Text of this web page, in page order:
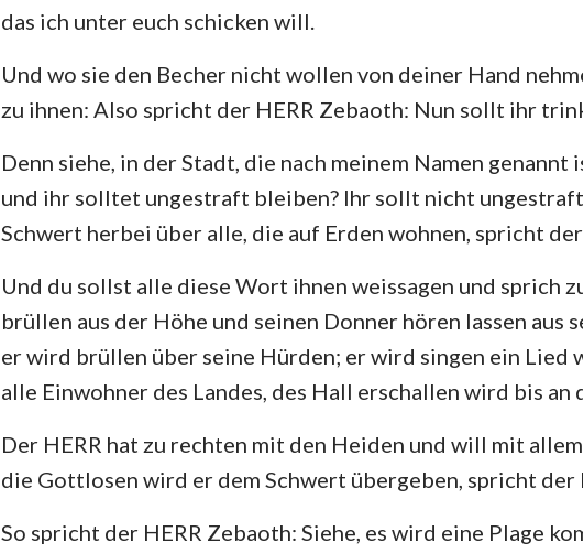
das ich unter euch schicken will.
Und wo sie den Becher nicht wollen von deiner Hand
zu ihnen: Also spricht der HERR Zebaoth: Nun sollt ihr
Denn siehe, in der Stadt, die nach meinem Namen genannt
und ihr solltet ungestraft bleiben? Ihr sollt nicht
Schwert herbei über alle, die auf Erden wohnen, spricht
Und du sollst alle diese Wort ihnen weissagen und sprich
brüllen aus der Höhe und seinen Donner hören lassen aus
er wird brüllen über seine Hürden; er wird singen ein
alle Einwohner des Landes, des Hall erschallen wird bis an
Der HERR hat zu rechten mit den Heiden und will mit
die Gottlosen wird er dem Schwert übergeben, spricht der
So spricht der HERR Zebaoth: Siehe, es wird eine Plage